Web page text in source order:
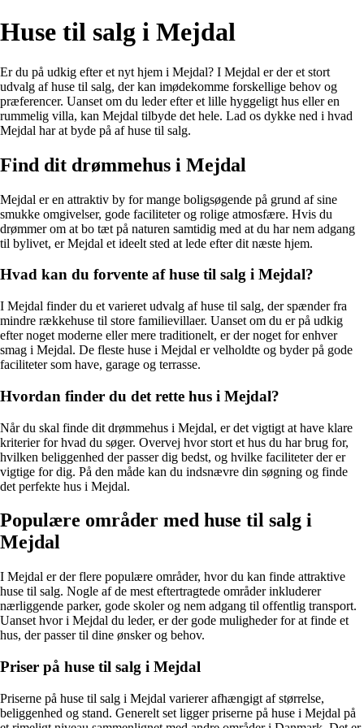
Huse til salg i Mejdal
Er du på udkig efter et nyt hjem i Mejdal? I Mejdal er der et stort
udvalg af huse til salg, der kan imødekomme forskellige behov og
præferencer. Uanset om du leder efter et lille hyggeligt hus eller en
rummelig villa, kan Mejdal tilbyde det hele. Lad os dykke ned i hvad
Mejdal har at byde på af huse til salg.
Find dit drømmehus i Mejdal
Mejdal er en attraktiv by for mange boligsøgende på grund af sine
smukke omgivelser, gode faciliteter og rolige atmosfære. Hvis du
drømmer om at bo tæt på naturen samtidig med at du har nem adgang
til bylivet, er Mejdal et ideelt sted at lede efter dit næste hjem.
Hvad kan du forvente af huse til salg i Mejdal?
I Mejdal finder du et varieret udvalg af huse til salg, der spænder fra
mindre rækkehuse til store familievillaer. Uanset om du er på udkig
efter noget moderne eller mere traditionelt, er der noget for enhver
smag i Mejdal. De fleste huse i Mejdal er velholdte og byder på gode
faciliteter som have, garage og terrasse.
Hvordan finder du det rette hus i Mejdal?
Når du skal finde dit drømmehus i Mejdal, er det vigtigt at have klare
kriterier for hvad du søger. Overvej hvor stort et hus du har brug for,
hvilken beliggenhed der passer dig bedst, og hvilke faciliteter der er
vigtige for dig. På den måde kan du indsnævre din søgning og finde
det perfekte hus i Mejdal.
Populære områder med huse til salg i
Mejdal
I Mejdal er der flere populære områder, hvor du kan finde attraktive
huse til salg. Nogle af de mest eftertragtede områder inkluderer
nærliggende parker, gode skoler og nem adgang til offentlig transport.
Uanset hvor i Mejdal du leder, er der gode muligheder for at finde et
hus, der passer til dine ønsker og behov.
Priser på huse til salg i Mejdal
Priserne på huse til salg i Mejdal varierer afhængigt af størrelse,
beliggenhed og stand. Generelt set ligger priserne på huse i Mejdal på